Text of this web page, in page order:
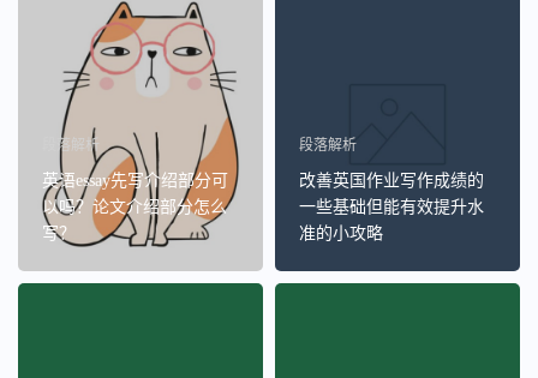
段落解析
英语essay先写介绍部分可
以吗？论文介绍部分怎么
写？
段落解析
改善英国作业写作成绩的
一些基础但能有效提升水
准的小攻略